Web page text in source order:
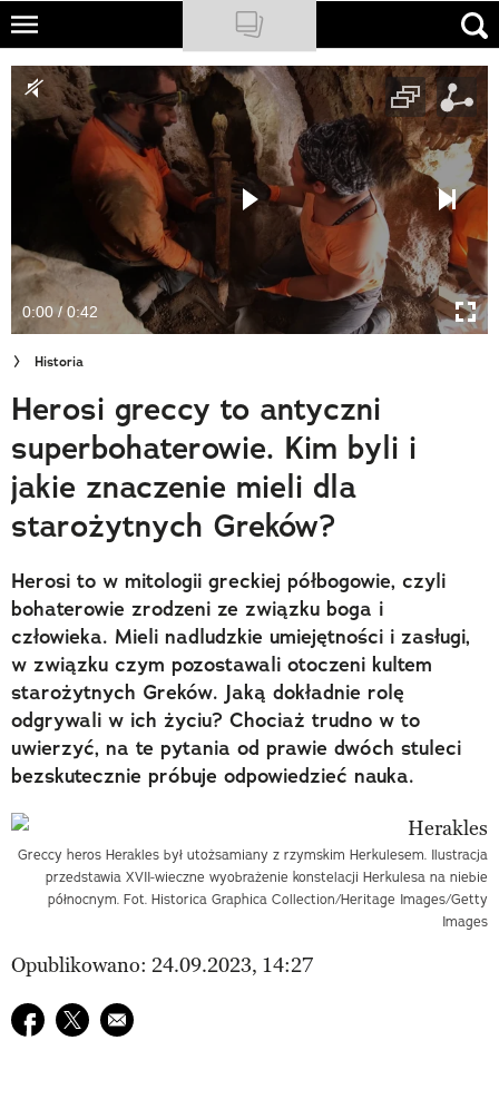
Skip
main
content
NATIONAL GEOGRAPHIC
TRAVELER
PODCASTY
Newsletter
Cuda Polski
Wielki Konkurs Fotograficzny
Trendbook Podróżniczy
Polecane
0:00 / 0:42
Historia
Herosi greccy to antyczni
superbohaterowie. Kim byli i
jakie znaczenie mieli dla
starożytnych Greków?
Herosi to w mitologii greckiej półbogowie, czyli
bohaterowie zrodzeni ze związku boga i
człowieka. Mieli nadludzkie umiejętności i zasługi,
w związku czym pozostawali otoczeni kultem
starożytnych Greków. Jaką dokładnie rolę
odgrywali w ich życiu? Chociaż trudno w to
uwierzyć, na te pytania od prawie dwóch stuleci
bezskutecznie próbuje odpowiedzieć nauka.
Greccy heros Herakles był utożsamiany z rzymskim Herkulesem. Ilustracja
przedstawia XVII-wieczne wyobrażenie konstelacji Herkulesa na niebie
północnym. Fot. Historica Graphica Collection/Heritage Images/Getty
Images
Opublikowano: 24.09.2023, 14:27
Udostępnij na facebook
Udostępnij na twitter
E-mail do przyjaciela